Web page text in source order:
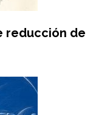
reducción de